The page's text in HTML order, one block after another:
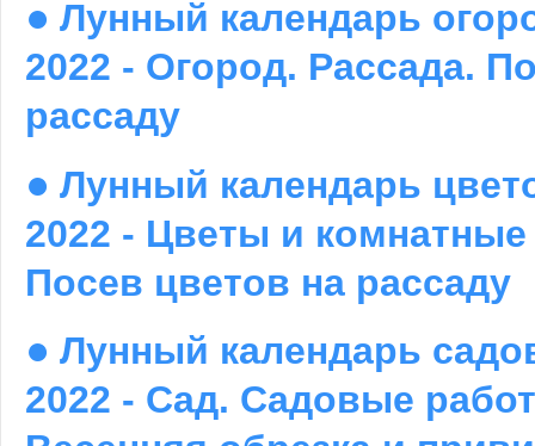
● Лунный календарь
2022 - Огород. Рассада.
рассаду
● Лунный календарь
2022 - Цветы и комнатные
Посев цветов на рассаду
● Лунный календарь
2022 - Сад. Садовые